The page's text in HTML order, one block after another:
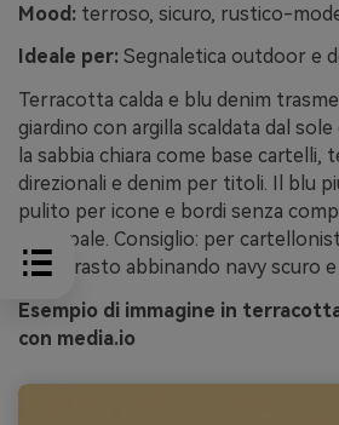
Mood: terroso, sicuro, rustico-
Ideale per: Segnaletica outdoor e
Terracotta calda e blu denim
giardino con argilla scaldata dal sole
la sabbia chiara come base
direzionali e denim per titoli. Il blu
pulito per icone e bordi senza
principale. Consiglio: per
il contrasto abbinando navy scuro e
Esempio di immagine in
con media.io